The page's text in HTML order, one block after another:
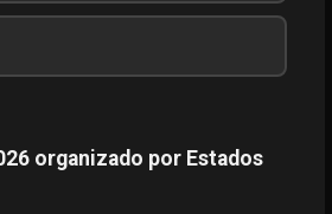
organizado por Estados